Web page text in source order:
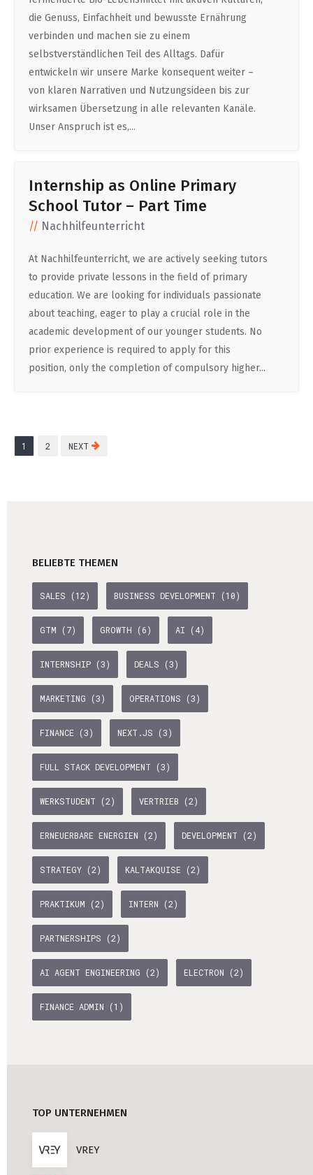
die Genuss, Einfachheit und bewusste Ernährung
verbinden und machen sie zu einem
selbstverständlichen Teil des Alltags. Dafür
entwickeln wir unsere Marke konsequent weiter –
von klaren Narrativen und Nutzungsideen bis zur
wirksamen Übersetzung in alle relevanten Kanäle.
Unser Anspruch ist es,...
Internship as Online Primary
School Tutor – Part Time
Nachhilfeunterricht
At Nachhilfeunterricht, we are actively seeking tutors
to provide private lessons in the field of primary
education. We are looking for individuals passionate
about teaching, eager to play a crucial role in the
academic development of our younger students. No
prior experience is required to apply for this
position, only the completion of compulsory higher...
1 2 NEXT
BELIEBTE THEMEN
SALES (12) BUSINESS DEVELOPMENT (10)
GTM (7) GROWTH (6) AI (4)
INTERNSHIP (3) DEALS (3)
MARKETING (3) OPERATIONS (3)
FINANCE (3) NEXT.JS (3)
FULL STACK DEVELOPMENT (3)
WERKSTUDENT (2) VERTRIEB (2)
ERNEUERBARE ENERGIEN (2) DEVELOPMENT (2)
STRATEGY (2) KALTAKQUISE (2)
PRAKTIKUM (2) INTERN (2)
PARTNERSHIPS (2)
AI AGENT ENGINEERING (2) ELECTRON (2)
FINANCE ADMIN (1)
TOP UNTERNEHMEN
VREY